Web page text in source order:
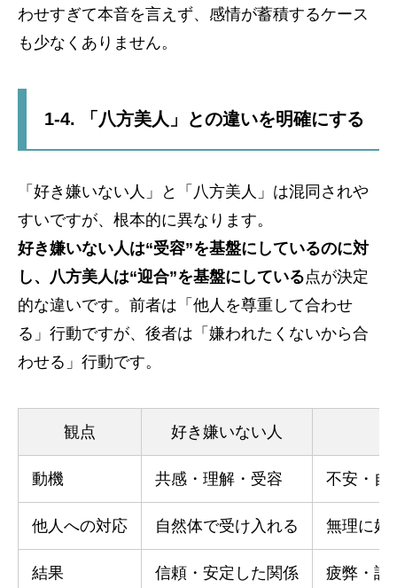
わせすぎて本音を言えず、感情が蓄積するケース
も少なくありません。
1-4. 「八方美人」との違いを明確にする
「好き嫌いない人」と「八方美人」は混同されや
すいですが、根本的に異なります。
好き嫌いない人は“受容”を基盤にしているのに対
し、八方美人は“迎合”を基盤にしている点が決定
的な違いです。前者は「他人を尊重して合わせ
る」行動ですが、後者は「嫌われたくないから合
わせる」行動です。
観点 好き嫌いない人
動機 共感・理解・受容 不安・自
他人への対応 自然体で受け入れる 無理に好
結果 信頼・安定した関係 疲弊・誤